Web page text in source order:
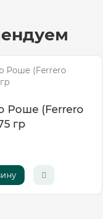
Роше (Ferrero
гр